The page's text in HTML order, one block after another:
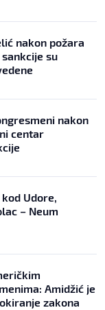
nakon požara
su
nakon
centar
Udore,
– Neum
Amidžić je
zakona